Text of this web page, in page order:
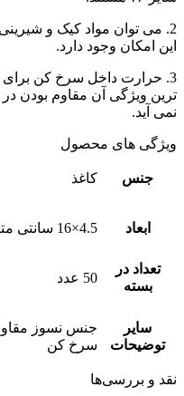
مواد کیک و شیرینی ها را
وجود دارد.
داخل سرخ کن برای قالب
آن مقاوم بودن در
محصول
کاغذ
4.5×16 سانتی متر
50 عدد
جنس نسوز مقاوم در
سرخ کن